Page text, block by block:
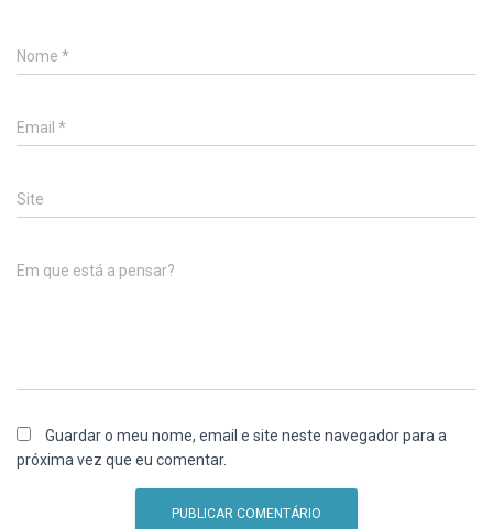
Nome *
Email *
Site
Em que está a pensar?
Guardar o meu nome, email e site neste navegador para a
próxima vez que eu comentar.